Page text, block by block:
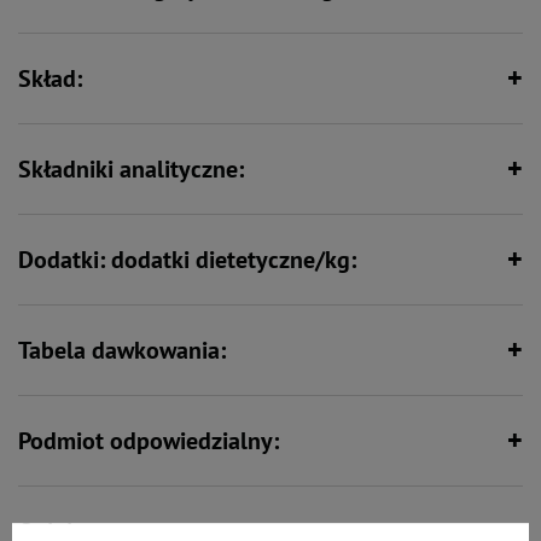
konkretnych potrzebach
pochodzenia zwierzęcego
Skład:
Składniki analityczne:
Dodatki: dodatki dietetyczne/kg:
Tabela dawkowania:
Podmiot odpowiedzialny:
Opinie: